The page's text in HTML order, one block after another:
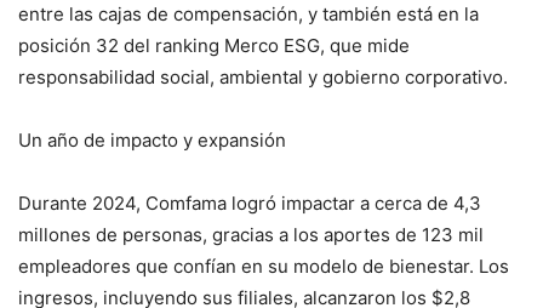
entre las cajas de compensación, y también está en la
posición 32 del ranking Merco ESG, que mide
responsabilidad social, ambiental y gobierno corporativo.
Un año de impacto y expansión
Durante 2024, Comfama logró impactar a cerca de 4,3
millones de personas, gracias a los aportes de 123 mil
empleadores que confían en su modelo de bienestar. Los
ingresos, incluyendo sus filiales, alcanzaron los $2,8